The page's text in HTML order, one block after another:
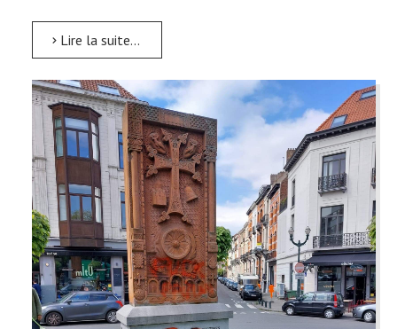
Lire la suite...